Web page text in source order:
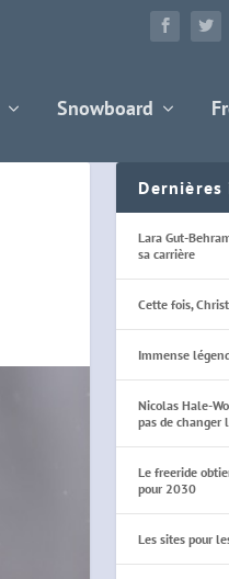
Snowboard
Dernières
Lara Gut-
sa carrière
Cette fois,
Immense
Nicolas Hale-
pas de changer
Le freeride
pour 2030
Les sites pour